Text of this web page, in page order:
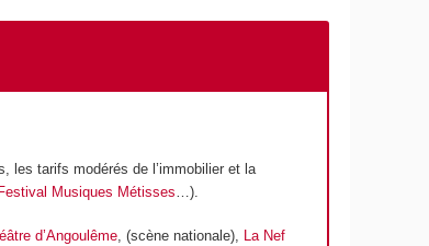
les tarifs modérés de l’immobilier et la
Musiques Métisses …).
d’Angoulême, (scène nationale), La Nef